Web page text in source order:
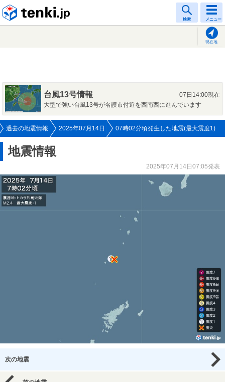
検索 メニュー
現在地
台風13号情報
07日14:00現在
大型で強い台風13号が名護市付近を西南西に進んでいます
過去の地震情報 2025年07月14日 07時02分頃発生した地震(最大震度1)
地震情報
2025年07月14日07:05発表
次の地震